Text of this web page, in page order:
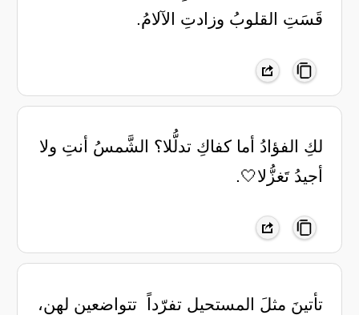
‏قَسَتِ القلوبُ وزادتِ الآلامُ.
لكِ الفؤادُ أما كفاكِ تدلُّلا؟ ‏الشَّمسُ أنتِ ولا
أجيدُ تَغزُّلا🤍.
تأتينَ مثلَ المستحيل تفرّداً ‏ تتواضعين لهن،